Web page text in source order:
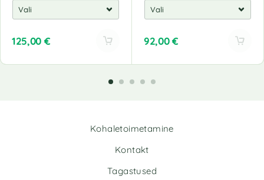
125,00 € 92,00€
t
a
t
v
Kohaletoimetamine
Kontakt
Tagastused